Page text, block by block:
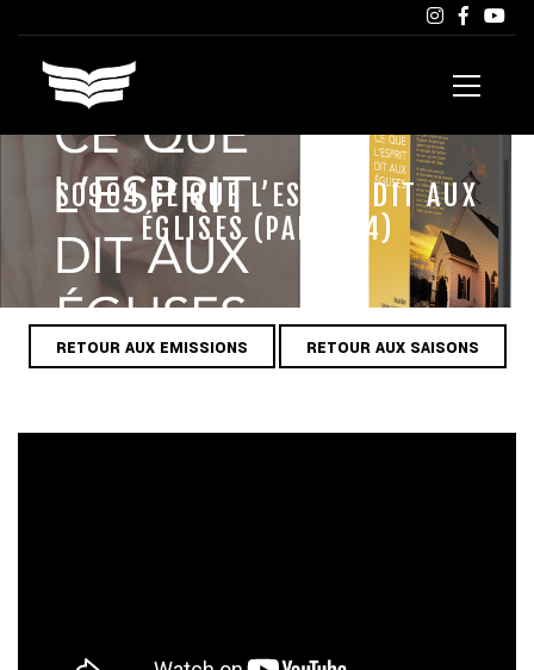
S0904 CE QUE L’ESPRIT DIT AUX
ÉGLISES (PARTIE 4)
RETOUR AUX EMISSIONS RETOUR AUX SAISONS